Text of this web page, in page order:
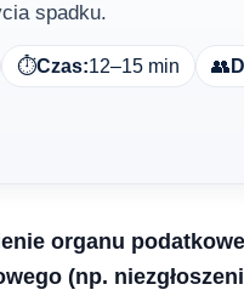
spadku.
⏱️Czas:12–15 min 👥
organu
(np.